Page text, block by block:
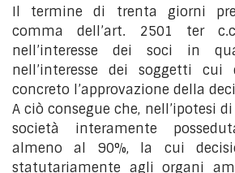
Il termine di trenta giorni
comma dell’art. 2501 ter
nell’interesse dei soci in
nell’interesse dei soggetti
concreto l’approvazione della
A ciò consegue che, nell’ipotesi
società interamente
almeno al 90%, la cui
statutariamente agli organi